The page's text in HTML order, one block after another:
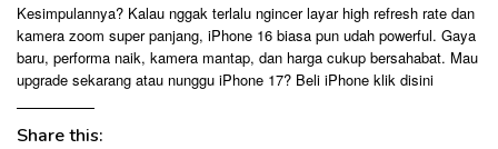
Kesimpulannya? Kalau nggak terlalu ngincer layar high refresh rate dan
kamera zoom super panjang, iPhone 16 biasa pun udah powerful. Gaya
baru, performa naik, kamera mantap, dan harga cukup bersahabat. Mau
upgrade sekarang atau nunggu iPhone 17? Beli iPhone klik disini
Share this: